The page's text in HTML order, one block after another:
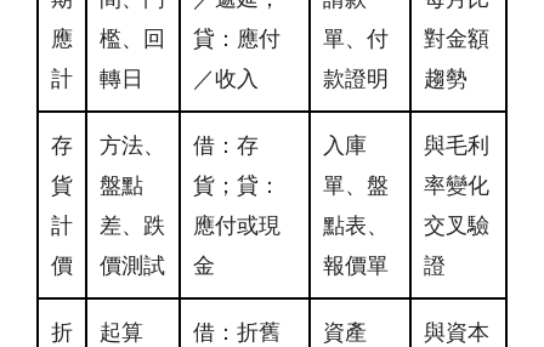
應
計
檻、回
轉日
貸：應付
／收入
單、付
款證明
對金額
趨勢
存
貨
計
價
方法、
盤點
差、跌
價測試
借：存
貨；貸：
應付或現
金
入庫
單、盤
點表、
報價單
與毛利
率變化
交叉驗
證
折
起算
借：折舊
資產
與資本